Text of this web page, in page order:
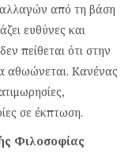
από τη βάση
ευθύνες και
πείθεται ότι στην
αθωώνεται. Κανένας
σε έκπτωση.
Φιλοσοφίας